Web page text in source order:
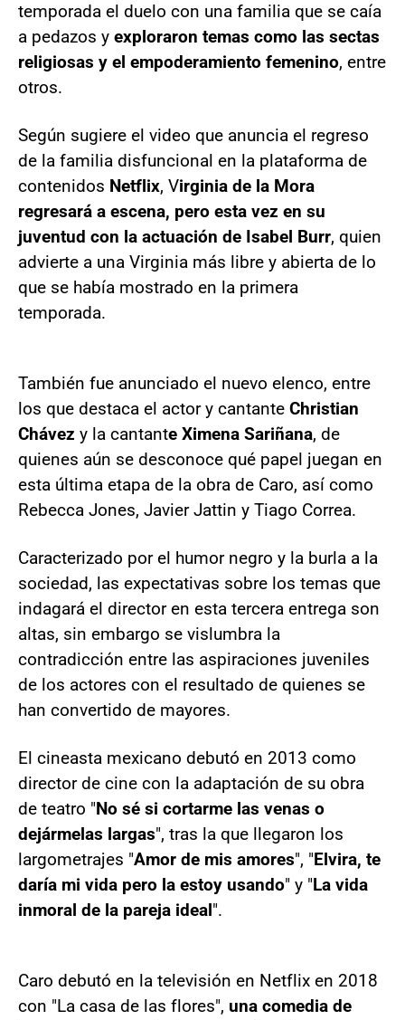
temporada el duelo con una familia que se caía
a pedazos y exploraron temas como las sectas
religiosas y el empoderamiento femenino, entre
otros.
Según sugiere el video que anuncia el regreso
de la familia disfuncional en la plataforma de
contenidos Netflix, Virginia de la Mora
regresará a escena, pero esta vez en su
juventud con la actuación de Isabel Burr, quien
advierte a una Virginia más libre y abierta de lo
que se había mostrado en la primera
temporada.
También fue anunciado el nuevo elenco, entre
los que destaca el actor y cantante Christian
Chávez y la cantante Ximena Sariñana, de
quienes aún se desconoce qué papel juegan en
esta última etapa de la obra de Caro, así como
Rebecca Jones, Javier Jattin y Tiago Correa.
Caracterizado por el humor negro y la burla a la
sociedad, las expectativas sobre los temas que
indagará el director en esta tercera entrega son
altas, sin embargo se vislumbra la
contradicción entre las aspiraciones juveniles
de los actores con el resultado de quienes se
han convertido de mayores.
El cineasta mexicano debutó en 2013 como
director de cine con la adaptación de su obra
de teatro "No sé si cortarme las venas o
dejármelas largas", tras la que llegaron los
largometrajes "Amor de mis amores", "Elvira, te
daría mi vida pero la estoy usando" y "La vida
inmoral de la pareja ideal".
Caro debutó en la televisión en Netflix en 2018
con "La casa de las flores", una comedia de